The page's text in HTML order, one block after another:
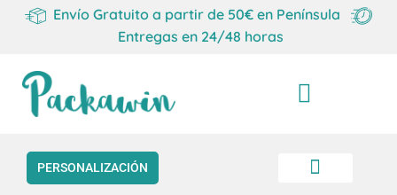
Envío Gratuito a partir de 50€ en Península
Entregas en 24/48 horas
Carrito
PERSONALIZACIÓN